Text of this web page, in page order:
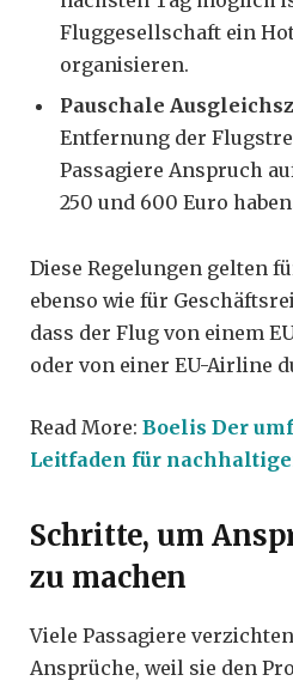
Fluggesellschaft ein
organisieren.
Pauschale
Entfernung der
Passagiere Anspruch
250 und 600 Euro
Diese Regelungen gelten
ebenso wie für
dass der Flug von einem
oder von einer EU-Airline
Read More: Boelis Der
Leitfaden für
Schritte, um
zu machen
Viele Passagiere
Ansprüche, weil sie den